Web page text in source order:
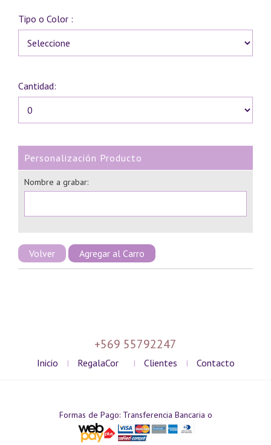
Tipo o Color :
Cantidad:
Personalización Producto
Nombre a grabar:
Volver
+569 55792247
Inicio I RegalaCor I Clientes I Contacto
Formas de Pago: Transferencia Bancaria o